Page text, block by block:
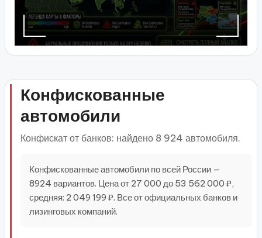
Конфискованные
автомобили
Конфискат от банков: найдено 8 924 автомобиля.
Конфискованные автомобили по всей России —
8924 вариантов. Цена от 27 000 до 53 562 000 ₽,
средняя: 2 049 199 ₽. Все от официальных банков и
лизинговых компаний.